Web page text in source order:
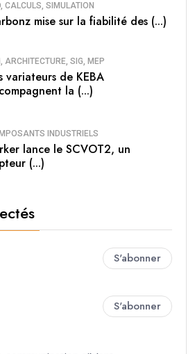
CALCULS, SIMULATION
mise sur la fiabilité des (...)
ARCHITECTURE, SIG, MEP
variateurs de KEBA
la (...)
INDUSTRIELS
lance le SCVOT2, un
(...)
S'abonner
S'abonner